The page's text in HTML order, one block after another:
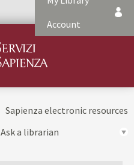
Account
Sapienza electronic resources
Ask a librarian